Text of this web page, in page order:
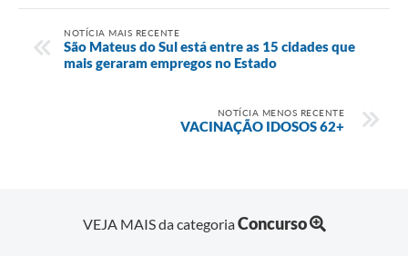
Notícias
Solicitação de Remoção: Instituições Escolares
NOTÍCIA MAIS RECENTE
São Mateus do Sul está entre as 15 cidades que
mais geraram empregos no Estado
NOTÍCIA MENOS RECENTE
VACINAÇÃO IDOSOS 62+
VEJA MAIS da categoriaConcurso